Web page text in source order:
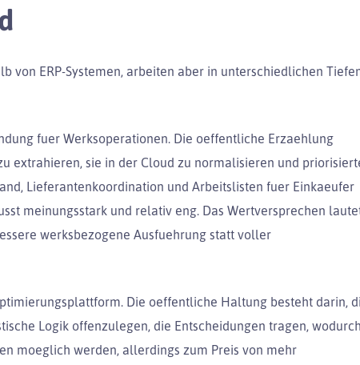
von ERP-Systemen, arbeiten aber in unterschiedlichen
fuer Werksoperationen. Die oeffentliche Erzaehlung
extrahieren, sie in der Cloud zu normalisieren und
Lieferantenkoordination und Arbeitslisten fuer Einkaeufer
meinungsstark und relativ eng. Das Wertversprechen
werksbezogene Ausfuehrung statt voller
Die oeffentliche Haltung besteht darin,
Logik offenzulegen, die Entscheidungen tragen, wodurch
moeglich werden, allerdings zum Preis von mehr